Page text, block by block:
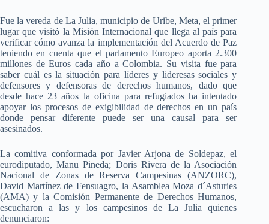
Fue la vereda de La Julia, municipio de Uribe, Meta, el primer
lugar que visitó la Misión Internacional que llega al país para
verificar cómo avanza la implementación del Acuerdo de Paz
teniendo en cuenta que el parlamento Europeo aporta 2.300
millones de Euros cada año a Colombia. Su visita fue para
saber cuál es la situación para líderes y lideresas sociales y
defensores y defensoras de derechos humanos, dado que
desde hace 23 años la oficina para refugiados ha intentado
apoyar los procesos de exigibilidad de derechos en un país
donde pensar diferente puede ser una causal para ser
asesinados.
La comitiva conformada por Javier Arjona de Soldepaz, el
eurodiputado, Manu Pineda; Doris Rivera de la Asociación
Nacional de Zonas de Reserva Campesinas (ANZORC),
David Martínez de Fensuagro, la Asamblea Moza d´Asturies
(AMA) y la Comisión Permanente de Derechos Humanos,
escucharon a las y los campesinos de La Julia quienes
denunciaron: